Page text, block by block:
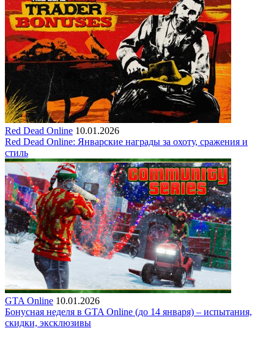
Red Dead Online 10.01.2026
Red Dead Online: Январские награды за охоту, сражения и
стиль
GTA Online 10.01.2026
Бонусная неделя в GTA Online (до 14 января) – испытания,
скидки, эксклюзивы